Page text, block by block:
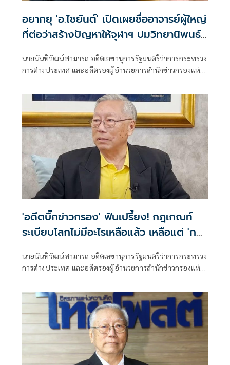
อยากยุ 'อ.ไชยันต์' ​เปิดเผยชื่ออาจารย์ผู้ใหญ่​
ที่ต่อว่าสร้างปัญหาให้จุฬาฯ ปมวิทยานิพนธ์
นายนันทิวัฒน์ สามารถ อดีตเลขานุการรัฐมนตรีว่าการกระทรวง
การต่างประเทศ และอดีตรองผู้อำนวยการสำนักข่าวกรองแห่ง
รุ่น 22 โพสต์เฟซบุ๊ก ระบุว่า
'อดีตบิ๊กข่าวกรอง' ฟันเปรี้ยง! กฎเกณท์
ระเบียบโลกไม่มีอะไรเหลือแล้ว เหลือแต่ 'กฎ
นายนันทิวัฒน์ สามารถ อดีตเลขานุการรัฐมนตรีว่าการกระทรวง
การต่างประเทศ และอดีตรองผู้อำนวยการสำนักข่าวกรองแห่ง